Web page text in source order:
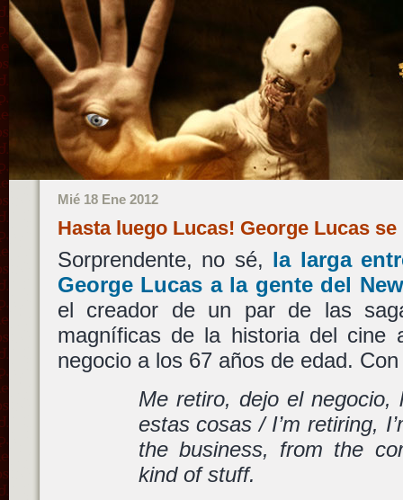
Mié 18 Ene 2012
Hasta luego Lucas! George Lucas
Sorprendente, no sé, la larga
George Lucas a la gente del
el creador de un par de las
magníficas de la historia del cine
negocio a los 67 años de edad.
Me retiro, dejo el negocio,
estas cosas / I’m retiring,
the business, from the
kind of stuff.